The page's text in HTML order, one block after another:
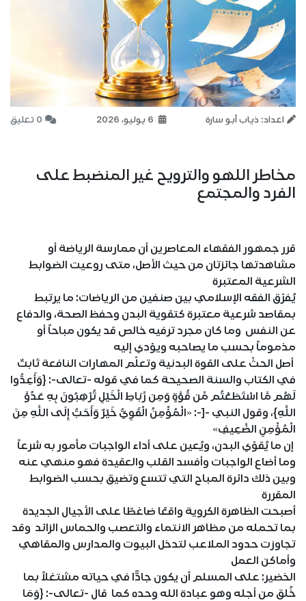
اعداد: ذياب أبو سارة 0 تعليق
مخاطر اللهو والترويح غير المنضبط على
الفرد والمجتمع
قرر جمهور الفقهاء المعاصرين أن ممارسة الرياضة أو
مشاهدتها جائزتان من حيث الأصل، متى روعيت الضوابط
الشرعية المعتبرة
يُفرّق الفقه الإسلامي بين صنفين من الرياضات: ما يرتبط
بمقاصد شرعية معتبرة كتقوية البدن وحفظ الصحة، والدفاع
عن النفس وما كان مجرد ترفيه خالص قد يكون مباحاً أو
مذموماً بحسب ما يصاحبه ويؤدي إليه
أصل الحثّ على القوة البدنية وتعلّم المهارات النافعة ثابتٌ
في الكتاب والسنة الصحيحة كما في قوله -تعالى-: {وَأَعِدُّوا
لَهُم مَّا اسْتَطَعْتُم مِّن قُوَّةٍ وَمِن رِّبَاطِ الْخَيْلِ تُرْهِبُونَ بِهِ عَدُوَّ
اللَّهِ}، وقول النبي -[-: «الْمُؤْمِنُ الْقَوِيُّ خَيْرٌ وَأَحَبُّ إِلَى اللَّهِ مِنَ
الْمُؤْمِنِ الضَّعِيفِ»
إن ما يُقوّي البدن، ويُعين على أداء الواجبات مأمور به شرعاً
وما أضاع الواجبات وأفسد القلب والعقيدة فهو منهي عنه
وبين ذلك دائرة المباح التي تتسع وتضيق بحسب الضوابط
المقررة
أصبحت الظاهرة الكروية واقعًا ضاغطًا على الأجيال الجديدة
بما تحمله من مظاهر الانتماء والتعصب والحماس الزائد وقد
تجاوزت حدود الملاعب لتدخل البيوت والمدارس والمقاهي
وأماكن العمل
الخضير: على المسلم أن يكون جادًّا في حياته مشتغلاً بما
خُلق من أجله وهو عبادة الله وحده كما قال -تعالى-: {وَمَا